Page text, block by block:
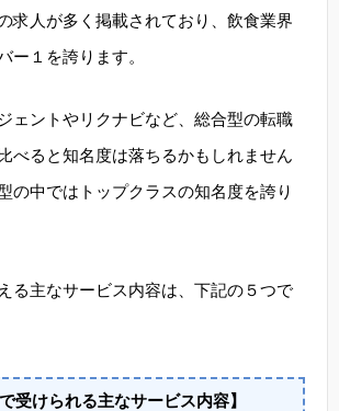
求人が多く掲載されており、飲食業界
ー１を誇ります。
ェントやリクナビなど、総合型の転職
べると知名度は落ちるかもしれません
の中ではトップクラスの知名度を誇り
る主なサービス内容は、下記の５つで
受けられる主なサービス内容】